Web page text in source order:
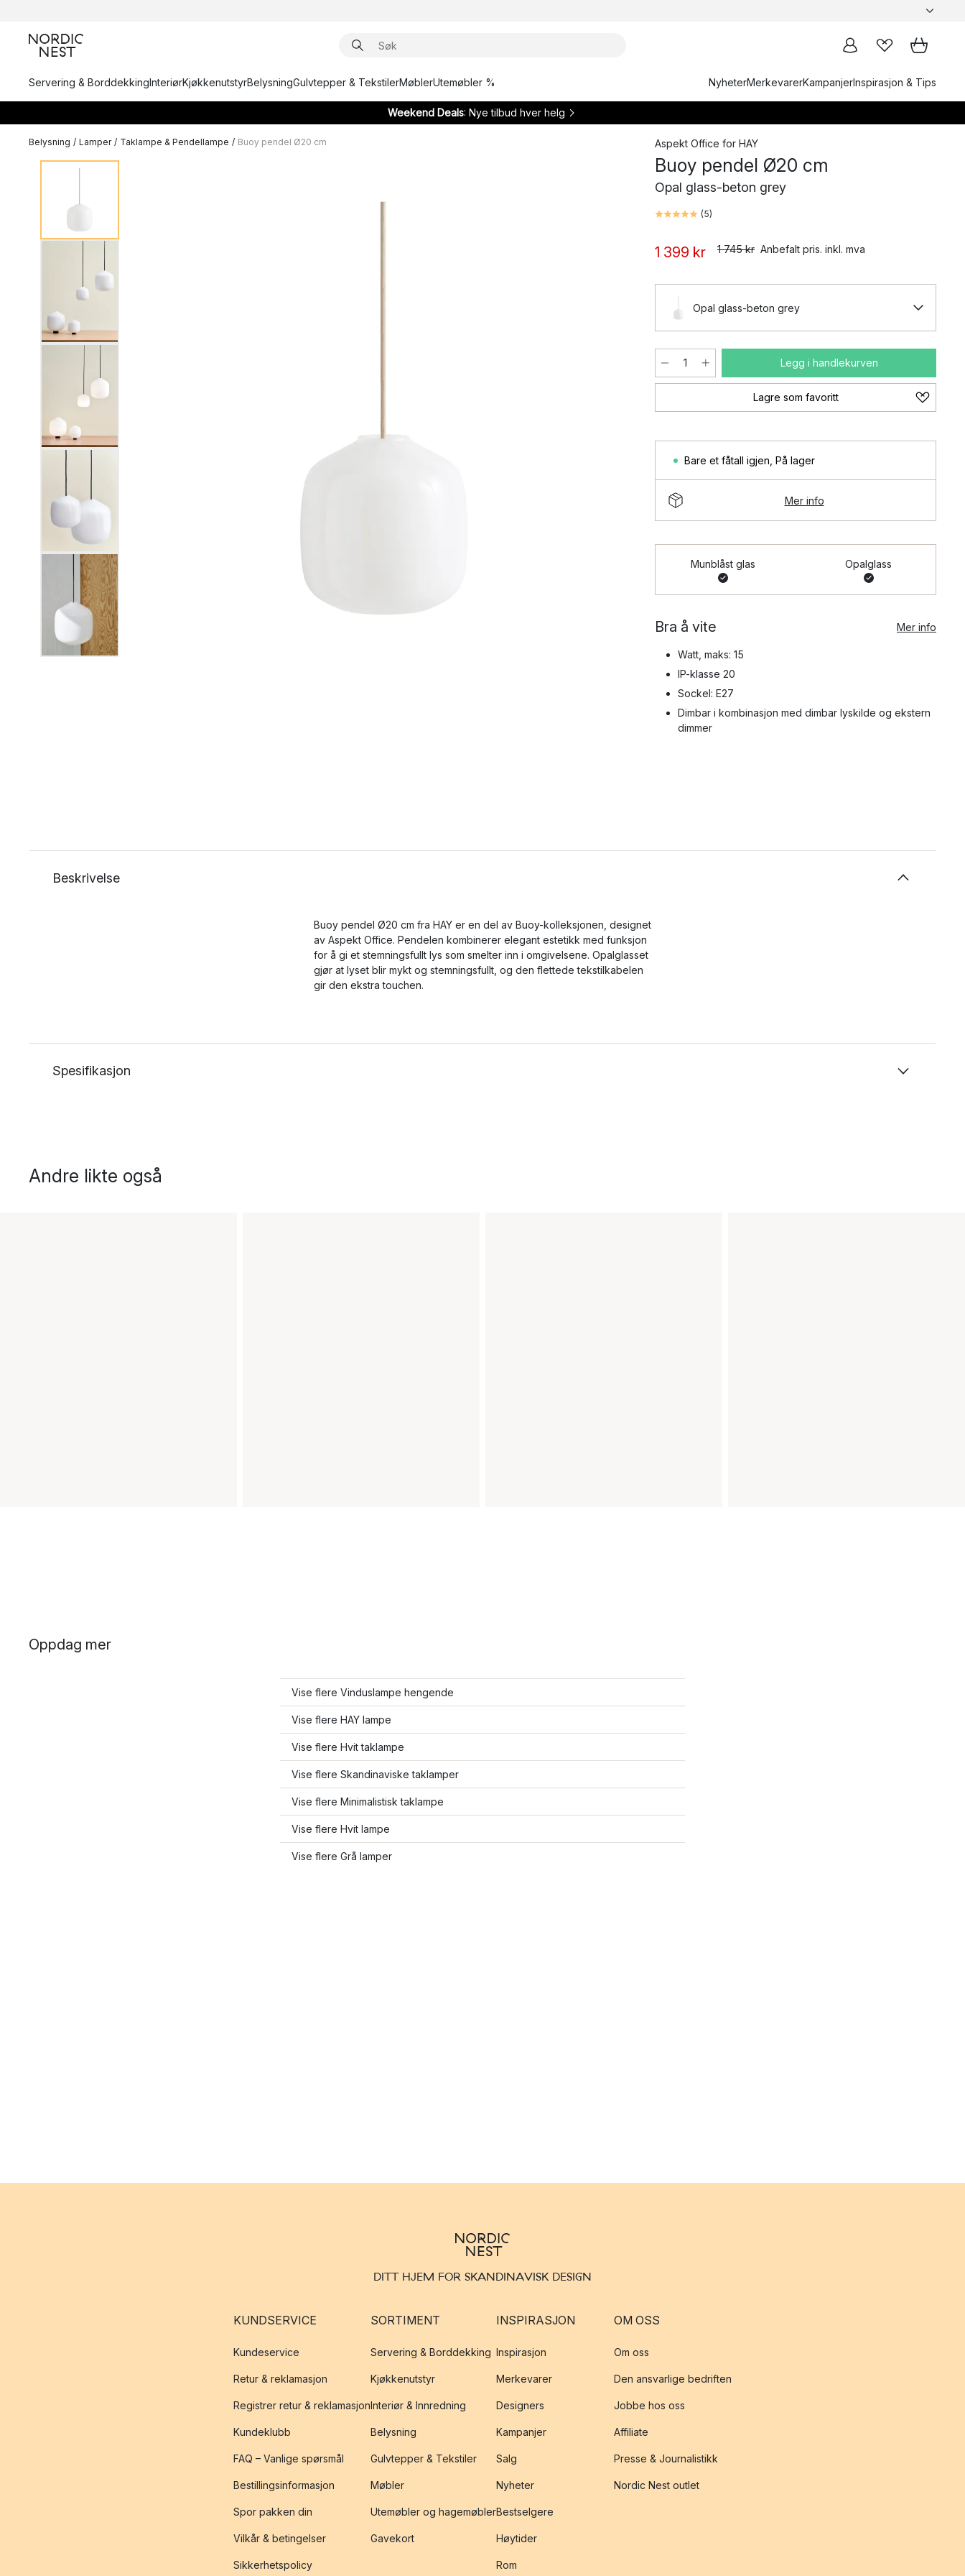
Servering & BorddekkingInteriørKjøkkenutstyrBelysningGulvtepper & TekstilerMøblerUtemøbler % NyheterMerkevarerKampanjerInspirasjon & Tips
Weekend Deals: Nye tilbud hver helg
Belysning / Lamper / Taklampe & Pendellampe / Buoy pendel Ø20 cm Aspekt Office for HAY
Buoy pendel Ø20 cm
Opal glass-beton grey
(5)
1 399 kr 1 745 kr Anbefalt pris. inkl. mva
Opal glass-beton grey
Legg i handlekurven
Lagre som favoritt
Bare et fåtall igjen På lager
Mer info
Munblåst glas Opalglass
Bra å vite Mer info
Watt, maks: 15
IP-klasse 20
Sockel: E27
Dimbar i kombinasjon med dimbar lyskilde og ekstern
dimmer
Beskrivelse
Buoy pendel Ø20 cm fra HAY er en del av Buoy-kolleksjonen, designet
av Aspekt Office. Pendelen kombinerer elegant estetikk med funksjon
for å gi et stemningsfullt lys som smelter inn i omgivelsene. Opalglasset
gjør at lyset blir mykt og stemningsfullt, og den flettede tekstilkabelen
gir den ekstra touchen.
Spesifikasjon
Andre likte også
Oppdag mer
Vise flere Vinduslampe hengende
Vise flere HAY lampe
Vise flere Hvit taklampe
Vise flere Skandinaviske taklamper
Vise flere Minimalistisk taklampe
Vise flere Hvit lampe
Vise flere Grå lamper
DITT HJEM FOR SKANDINAVISK DESIGN
KUNDSERVICE
Kundeservice
Retur & reklamasjon
Registrer retur & reklamasjon
Kundeklubb
FAQ – Vanlige spørsmål
Bestillingsinformasjon
Spor pakken din
Vilkår & betingelser
Sikkerhetspolicy
SORTIMENT
Servering & Borddekking
Kjøkkenutstyr
Interiør & Innredning
Belysning
Gulvtepper & Tekstiler
Møbler
Utemøbler og hagemøbler
Gavekort
INSPIRASJON
Inspirasjon
Merkevarer
Designers
Kampanjer
Salg
Nyheter
Bestselgere
Høytider
Rom
OM OSS
Om oss
Den ansvarlige bedriften
Jobbe hos oss
Affiliate
Presse & Journalistikk
Nordic Nest outlet